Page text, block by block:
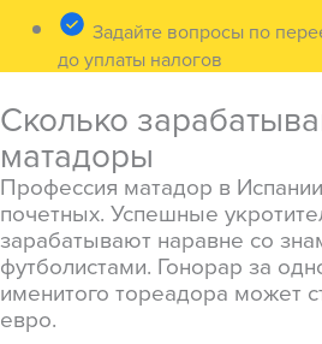
Задайте вопросы по
до уплаты налогов
Сколько
матадоры
Профессия матадор в
почетных. Успешные
зарабатывают наравне со
футболистами. Гонорар за
именитого тореадора может
евро.